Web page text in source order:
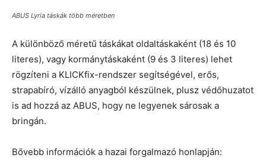
ABUS Lyria táskák több méretben
A különböző méretű táskákat oldaltáskaként (18 és 10
literes), vagy kormánytáskaként (9 és 3 literes) lehet
rögzíteni a KLICKfix-rendszer segítségével, erős,
strapabíró, vízálló anyagból készülnek, plusz védőhuzatot
is ad hozzá az ABUS, hogy ne legyenek sárosak a
bringán.
Bővebb információk a hazai forgalmazó honlapján: